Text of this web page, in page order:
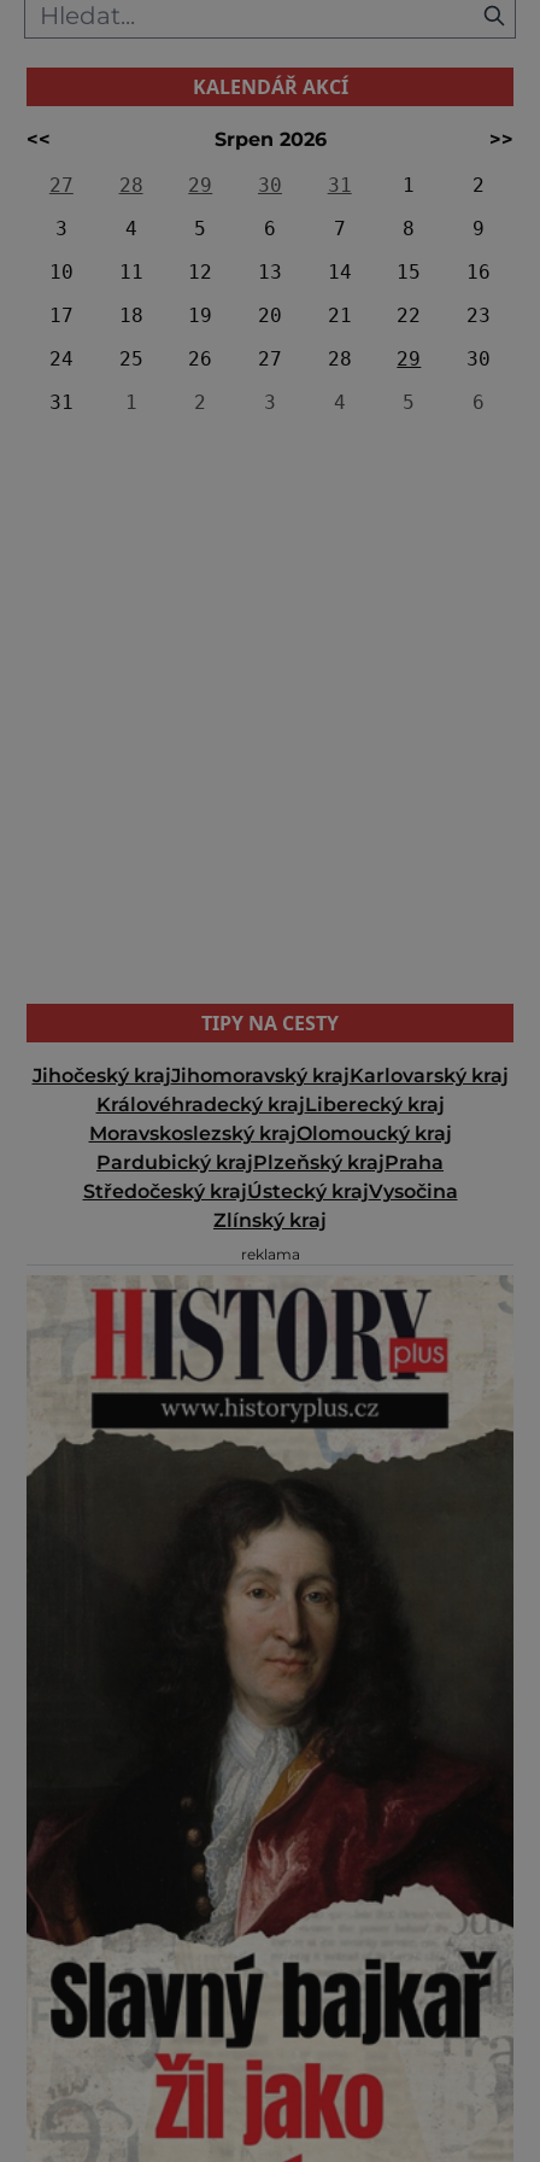
KALENDÁŘ AKCÍ
<< Srpen 2026
>>
27
28 29 30 31 1
2
3
4 5 6 7 8
9
10
11 12 13 14 15
16
17
18 19 20 21 22
23
24
25 26 27 28 29
30
31
1 2 3 4 5 6
TIPY NA CESTY
Jihočeský krajJihomoravský krajKarlovarský kraj
Královéhradecký krajLiberecký kraj
Moravskoslezský krajOlomoucký kraj
Pardubický krajPlzeňský krajPraha
Středočeský krajÚstecký krajVysočina
Zlínský kraj
reklama